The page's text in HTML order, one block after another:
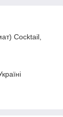
Сocktail,